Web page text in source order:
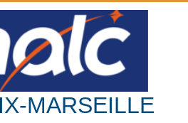
MARSEILLE